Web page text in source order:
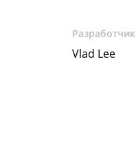
Разработчик
Vlad Lee